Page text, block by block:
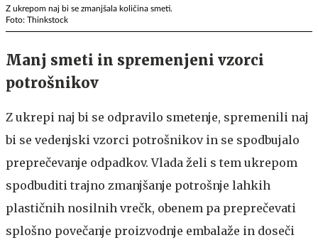
Z ukrepom naj bi se zmanjšala količina smeti.
Foto: Thinkstock
Manj smeti in spremenjeni vzorci
potrošnikov
Z ukrepi naj bi se odpravilo smetenje, spremenili naj
bi se vedenjski vzorci potrošnikov in se spodbujalo
preprečevanje odpadkov. Vlada želi s tem ukrepom
spodbuditi trajno zmanjšanje potrošnje lahkih
plastičnih nosilnih vrečk, obenem pa preprečevati
splošno povečanje proizvodnje embalaže in doseči